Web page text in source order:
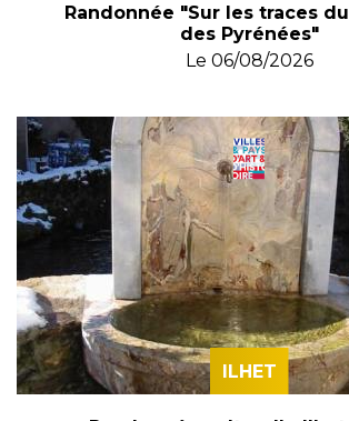
Randonnée "Sur les traces
des Pyrénées"
Le 06/08/2026
ILHET